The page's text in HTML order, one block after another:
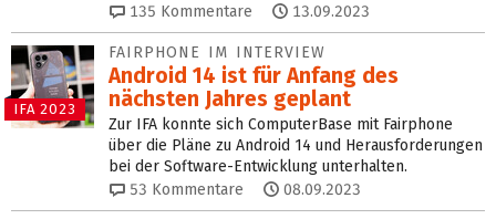
135 Kommentare 13.09.2023
IFA 2023
FAIRPHONE IM INTERVIEW
Android 14 ist für Anfang des
nächsten Jahres geplant
Zur IFA konnte sich ComputerBase mit Fairphone
über die Pläne zu Android 14 und Herausforderungen
bei der Software-Entwicklung unterhalten.
53 Kommentare 08.09.2023